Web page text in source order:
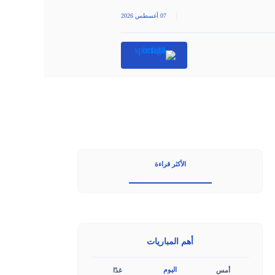
07 أغسطس 2026
الأكثر قراءة
أهم المباريات
أمس اليوم غدًا